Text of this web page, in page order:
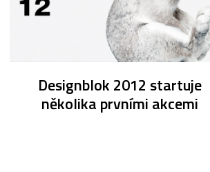
Designblok 2012 startuje
několika prvními akcemi